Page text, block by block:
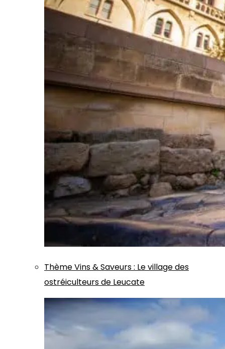
ThèmeVins & Saveurs: Le village des
ostréiculteurs de Leucate